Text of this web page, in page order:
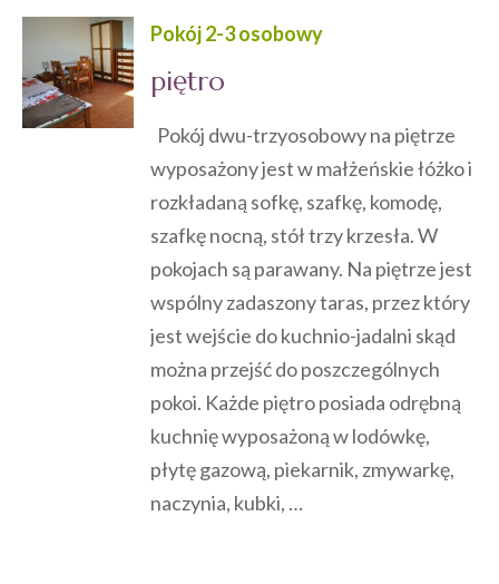
Pokój 2-3 osobowy
piętro
Pokój dwu-trzyosobowy na piętrze
wyposażony jest w małżeńskie łóżko i
rozkładaną sofkę, szafkę, komodę,
szafkę nocną, stół trzy krzesła. W
pokojach są parawany. Na piętrze jest
wspólny zadaszony taras, przez który
jest wejście do kuchnio-jadalni skąd
można przejść do poszczególnych
pokoi. Każde piętro posiada odrębną
kuchnię wyposażoną w lodówkę,
płytę gazową, piekarnik, zmywarkę,
naczynia, kubki, …